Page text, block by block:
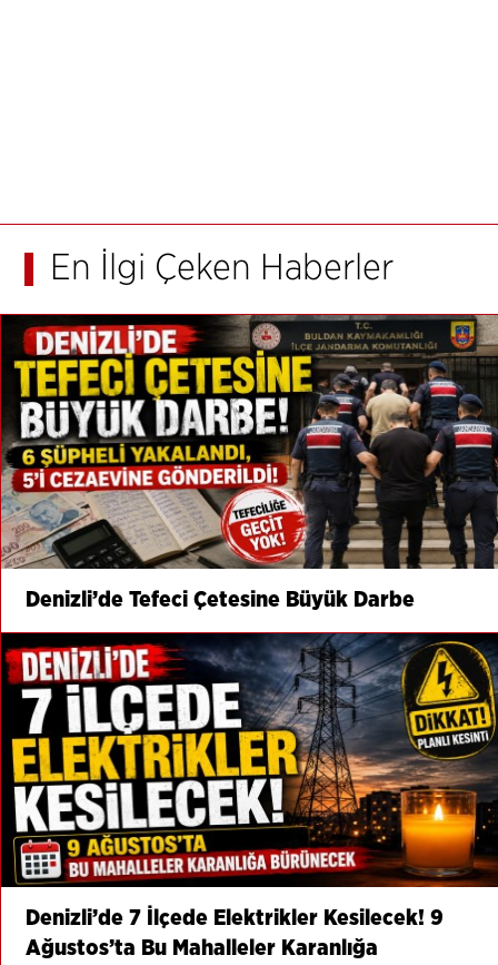
En İlgi Çeken Haberler
Denizli’de Tefeci Çetesine Büyük Darbe
Denizli’de 7 İlçede Elektrikler Kesilecek! 9
Ağustos’ta Bu Mahalleler Karanlığa